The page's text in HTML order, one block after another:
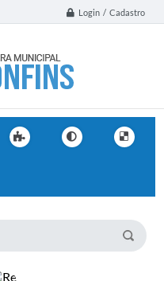
Login / Cadastro